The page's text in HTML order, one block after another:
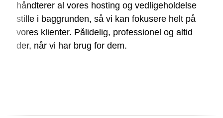
håndterer al vores hosting og vedligeholdelse
stille i baggrunden, så vi kan fokusere helt på
vores klienter. Pålidelig, professionel og altid
der, når vi har brug for dem.